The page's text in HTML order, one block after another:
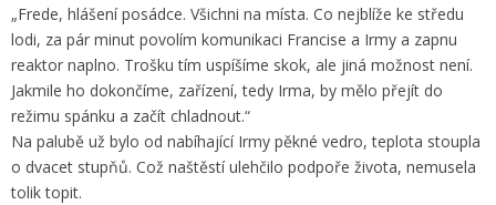
„Frede, hlášení posádce. Všichni na místa. Co nejblíže ke středu
lodi, za pár minut povolím komunikaci Francise a Irmy a zapnu
reaktor naplno. Trošku tím uspíšíme skok, ale jiná možnost není.
Jakmile ho dokončíme, zařízení, tedy Irma, by mělo přejít do
režimu spánku a začít chladnout.“
Na palubě už bylo od nabíhající Irmy pěkné vedro, teplota stoupla
o dvacet stupňů. Což naštěstí ulehčilo podpoře života, nemusela
tolik topit.